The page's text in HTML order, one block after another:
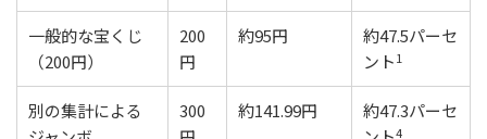
一般的な宝くじ
（200円）
200
円
約95円
約47.5パーセ
ント1
別の集計による
300
約141.99円
約47.3パーセ
4